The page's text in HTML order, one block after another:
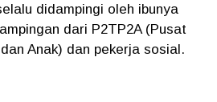
didampingi oleh ibunya
dari P2TP2A (Pusat
Anak) dan pekerja sosial.